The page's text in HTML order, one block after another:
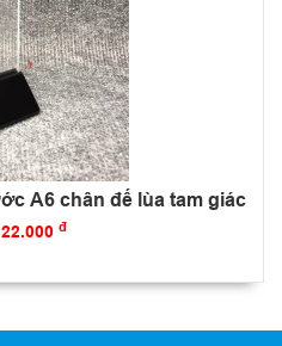
A6 chân đế lùa tam giác
đ